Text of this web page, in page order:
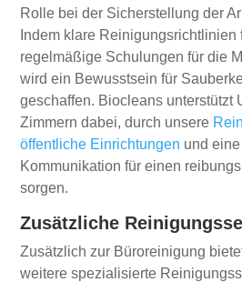
Rolle bei der Sicherstellung der
Indem klare Reinigungsrichtlinien
regelmäßige Schulungen für die
wird ein Bewusstsein für
geschaffen. Biocleans unterstützt
Zimmern dabei, durch unsere
öffentliche Einrichtungen und
Kommunikation für einen
sorgen.
Zusätzliche
Zusätzlich zur Büroreinigung
weitere spezialisierte